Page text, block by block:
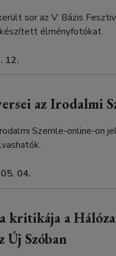
sor az V. Bázis
élményfotókat.
12.
az Irodalmi
Szemle-online-on
04.
kritikája a
Szóban